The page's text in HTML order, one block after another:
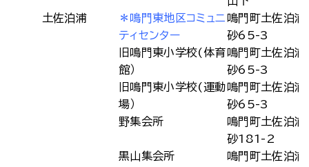
土佐泊浦
＊鳴門東地区コミュニ
ティセンター
鳴門町土佐泊浦
砂65-3
旧鳴門東小学校(体育
館）
鳴門町土佐泊浦
砂65-3
旧鳴門東小学校(運動
場）
鳴門町土佐泊浦
砂65-3
野集会所
鳴門町土佐泊浦
砂181-2
黒山集会所
鳴門町土佐泊浦